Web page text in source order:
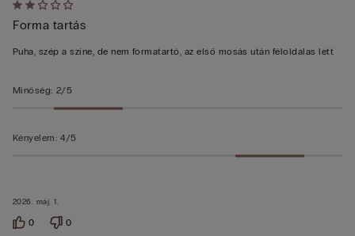
Értékelés:
2/5
2026. máj. 1.
Forma tartás
Puha, szép a színe, de nem formatartó, az első mosás után féloldalas lett
Minőség: 2/5
Kényelem: 4/5
0 0